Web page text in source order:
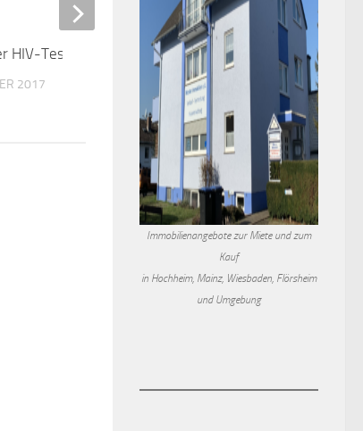
Stillcafé im
6. OKTOBER 2021
Immobilienangebote zur Miete und zum
Kauf
in Hochheim, Mainz, Wiesbaden, Flörsheim
und Umgebung